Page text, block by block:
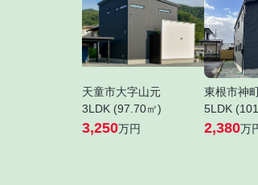
天童市大字山元
3LDK (97.70㎡)
3,250万円
東根市神
5LDK
2,380万